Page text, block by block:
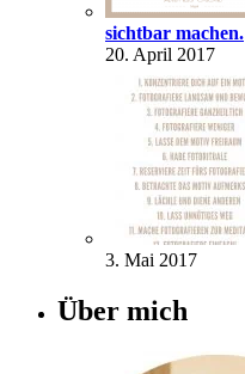
sichtbar machen.
20. April 2017
3. Mai 2017
Über mich